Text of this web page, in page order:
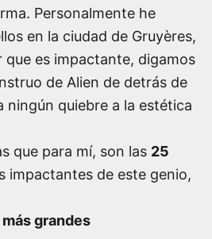
Personalmente he
en la ciudad de Gruyères,
que es impactante, digamos
de Alien de detrás de
ningún quiebre a la estética
que para mí, son las 25
impactantes de este genio,
grandes